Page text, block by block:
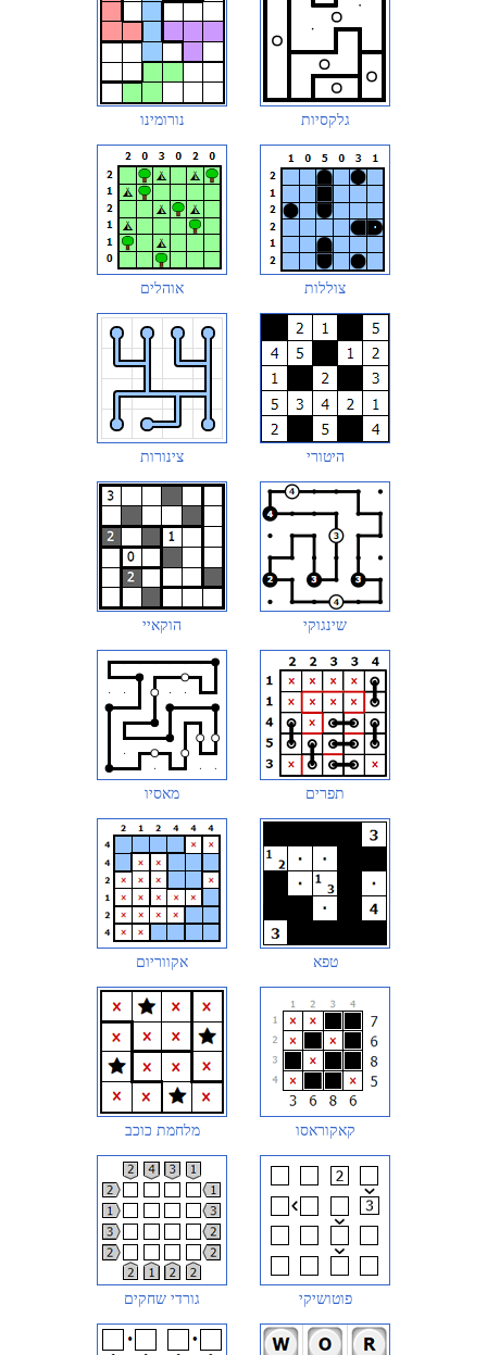
נורומינו גלקסיות
אוהלים צוללות
צינורות היטורי
הוקאיי שינגוקי
מאסיו תפרים
אקווריום טפא
מלחמת כוכב קאקוראסו
גורדי שחקים פוטושיקי